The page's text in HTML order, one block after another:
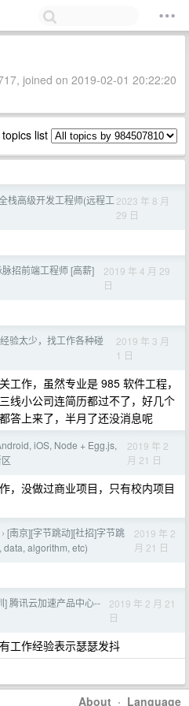
joined on 2019-02-01 20:22:20
list
栈高级开发工程师(远程工 2023 年 8 月
29 日
脉招前端工程师 [高薪]
2019 年 4 月 29
日
经验太少，找工作各种碰
2019 年 3 月
1 日
工作，虽然专业是 985 软件工程，
线小公司连简历都过不了，好几个
答上来了，半月了还没消息呢
iOS, Node + Egg.js,
2019 年 2
月 21 日
，没做过商业项目，只有校内项目
› [南京][字节跳动][社招]字节跳
algorithm, etc)
2019 年 2
月 21 日
] 腾讯云加速产品中心--
2019 年 2 月 21
日
工作经验表示瑟瑟发抖
About · Language